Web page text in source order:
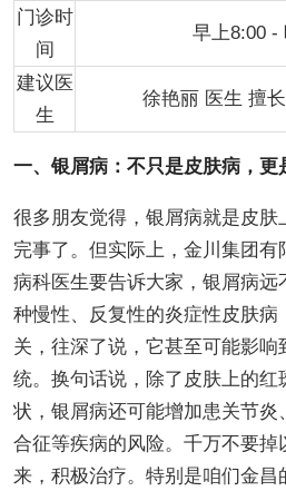
门诊时
间
早上8:00 -
建议医
生
徐艳丽 医生 擅
一、银屑病：不只是皮肤病，更
很多朋友觉得，银屑病就是皮
完事了。但实际上，金川集团有
病科医生要告诉大家，银屑病远
种慢性、反复性的炎症性皮肤病
关，往深了说，它甚至可能影响
统。换句话说，除了皮肤上的红
状，银屑病还可能增加患关节炎
合征等疾病的风险。千万不要掉
来，积极治疗。特别是咱们金昌